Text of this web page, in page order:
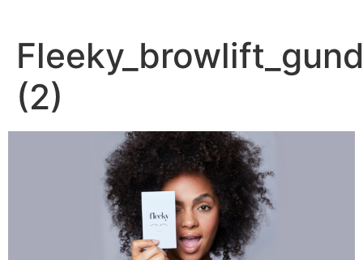
springen
(2)